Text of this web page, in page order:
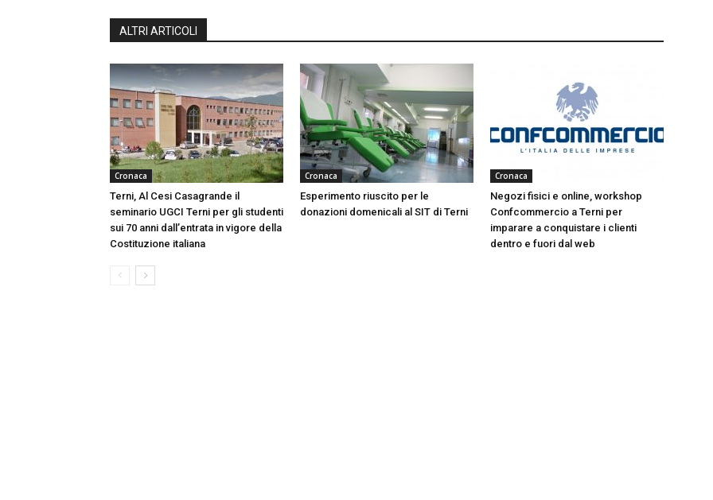
ALTRI ARTICOLI
Cronaca
Terni, Al Cesi Casagrande il
seminario UGCI Terni per gli studenti
sui 70 anni dall’entrata in vigore della
Costituzione italiana
Cronaca
Esperimento riuscito per le
donazioni domenicali al SIT di Terni
Cronaca
Negozi fisici e online, workshop
Confcommercio a Terni per
imparare a conquistare i clienti
dentro e fuori dal web